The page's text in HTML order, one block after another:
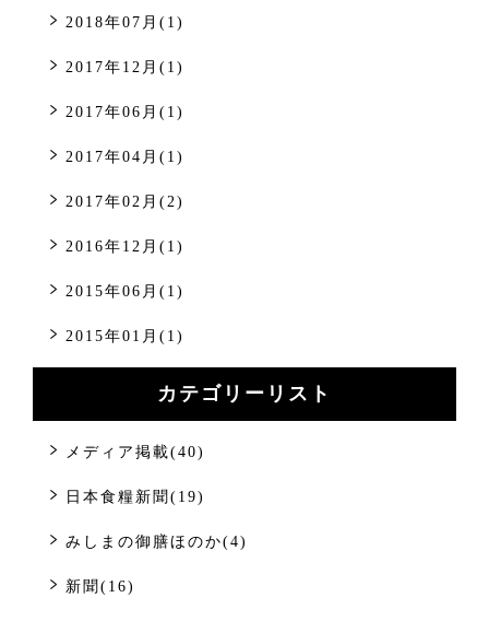
2018年07月(1)
2017年12月(1)
2017年06月(1)
2017年04月(1)
2017年02月(2)
2016年12月(1)
2015年06月(1)
2015年01月(1)
カテゴリーリスト
メディア掲載(40)
日本食糧新聞(19)
みしまの御膳ほのか(4)
新聞(16)